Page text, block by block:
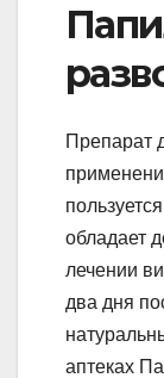
Препарат
обладает
лечении
два дня
аптеках